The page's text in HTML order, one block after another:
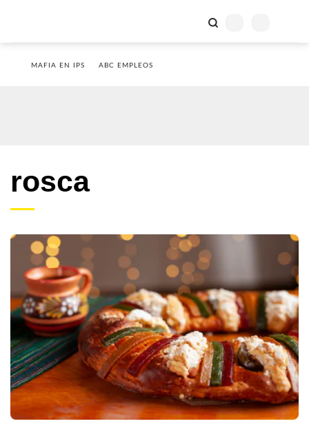
MAFIA EN IPS ABC EMPLEOS
rosca